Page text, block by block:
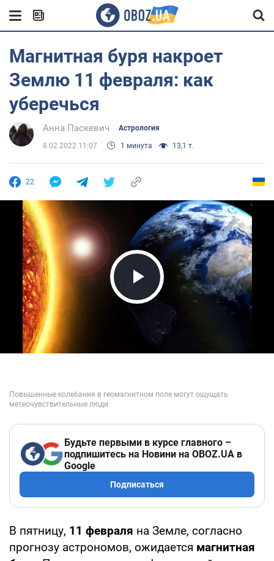
Магнитная буря накроет
Землю 11 февраля: как
уберечься
Анна Паскевич Астрология
8.02.2022 11:07 1 минута 13,1 т.
22
Play Video
Будьте первыми в курсе главного –
подпишитесь на Новини на OBOZ.UA в
Google
Подписаться
В пятницу, 11 февраля на Земле, согласно
прогнозу астрономов, ожидается магнитная